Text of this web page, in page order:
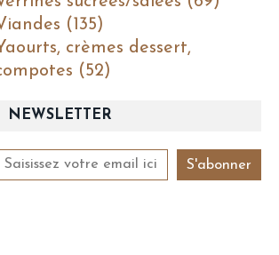
NEWSLETTER
(135)
crèmes dessert,
(52)